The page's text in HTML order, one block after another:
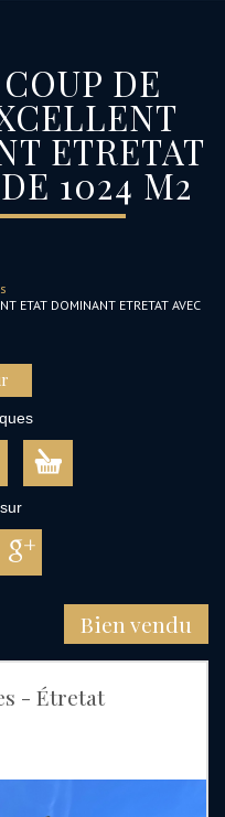
ETRETAT
1024 M2
ETAT DOMINANT ETRETAT AVEC
Bien vendu
- Étretat